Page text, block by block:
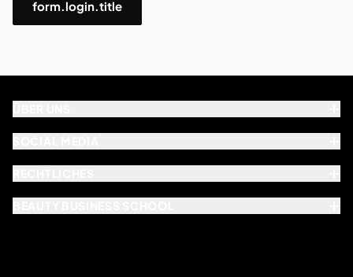
form.login.title